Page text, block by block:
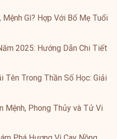
Mệnh Gì? Hợp Với Bố Mẹ Tuổi
2025: Hướng Dẫn Chi Tiết
Tên Trong Thần Số Học: Giải
Mệnh, Phong Thủy và Tử Vi